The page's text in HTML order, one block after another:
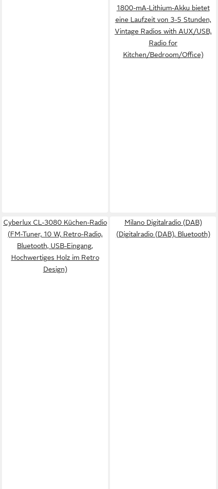
1800-mA-Lithium-Akku bietet
eine Laufzeit von 3-5 Stunden,
Vintage Radios with AUX/USB,
Radio for
Kitchen/Bedroom/Office)
Cyberlux CL-3080 Küchen-Radio
(FM-Tuner, 10 W, Retro-Radio,
Bluetooth, USB-Eingang,
Hochwertiges Holz im Retro
Design)
Milano Digitalradio (DAB)
(Digitalradio (DAB), Bluetooth)